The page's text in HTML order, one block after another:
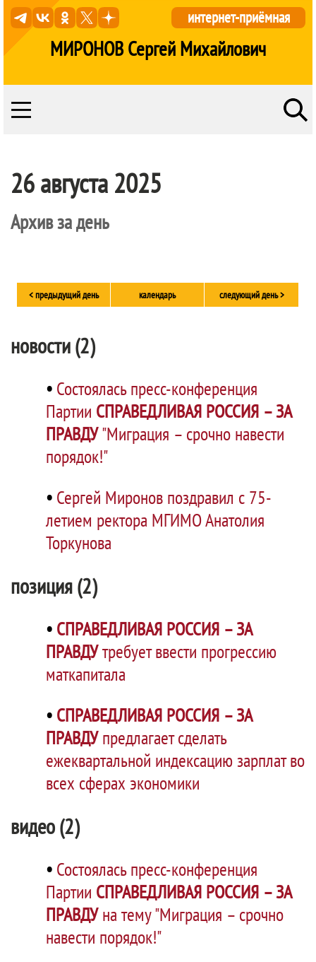
МИРОНОВ Сергей Михайлович
интернет-приёмная
26 августа 2025
Архив за день
< предыдущий день календарь следующий день >
новости (2)
• Состоялась пресс-конференция
Партии СПРАВЕДЛИВАЯ РОССИЯ – ЗА
ПРАВДУ"Миграция – срочно навести
порядок!"
• Сергей Миронов поздравил с 75-
летием ректора МГИМО Анатолия
Торкунова
позиция (2)
• СПРАВЕДЛИВАЯ РОССИЯ – ЗА
ПРАВДУтребует ввести прогрессию
маткапитала
• СПРАВЕДЛИВАЯ РОССИЯ – ЗА
ПРАВДУпредлагает сделать
ежеквартальной индексацию зарплат во
всех сферах экономики
видео (2)
• Состоялась пресс-конференция
Партии СПРАВЕДЛИВАЯ РОССИЯ – ЗА
ПРАВДУна тему "Миграция – срочно
навести порядок!"